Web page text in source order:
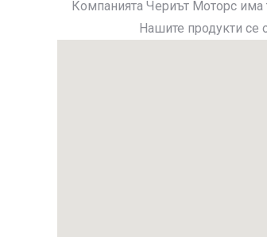
Компанията Чериът Моторс има
Нашите продукти се